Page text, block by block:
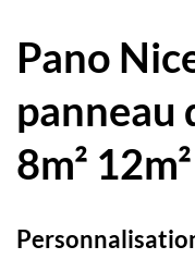
Pano
panneau
8m²